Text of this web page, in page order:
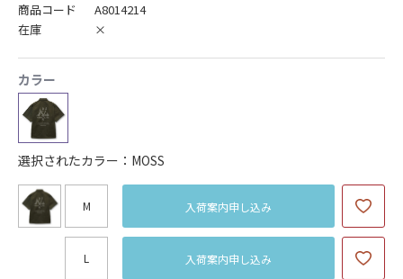
商品コード
A8014214
在庫
×
カラー
選択されたカラー：MOSS
M 入荷案内申し込み
L 入荷案内申し込み